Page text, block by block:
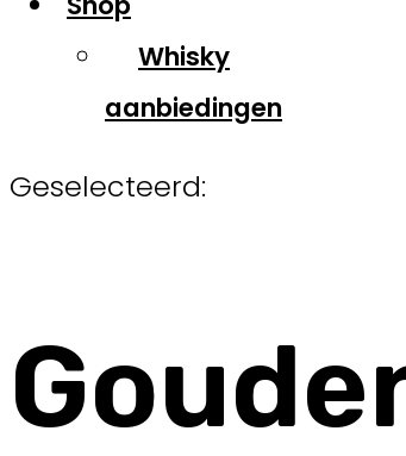
Whisky
aanbiedingen
Geselecteerd: